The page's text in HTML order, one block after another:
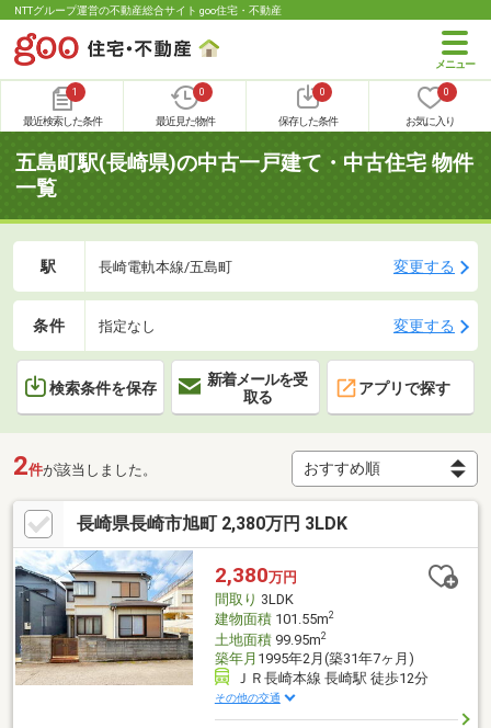
NTTグループ運営の不動産総合サイト goo住宅・不動産
1
最近検索した条件
0
最近見た物件
0
保存した条件
0
お気に入り
五島町駅(長崎県)の中古一戸建て・中古住宅 物件
一覧
駅 長崎電軌本線/五島町 変更する
条件 指定なし 変更する
検索条件を保存
新着メールを受
取る
アプリで探す
2件が該当しました。
長崎県長崎市旭町 2,380万円 3LDK
2,380万円
間取り 3LDK
建物面積101.55m2
土地面積99.95m2
築年月 1995年2月(築31年7ヶ月)
ＪＲ長崎本線 長崎駅 徒歩12分
その他の交通